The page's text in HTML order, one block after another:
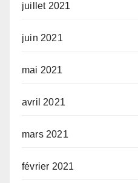
juillet 2021
juin 2021
mai 2021
avril 2021
mars 2021
février 2021